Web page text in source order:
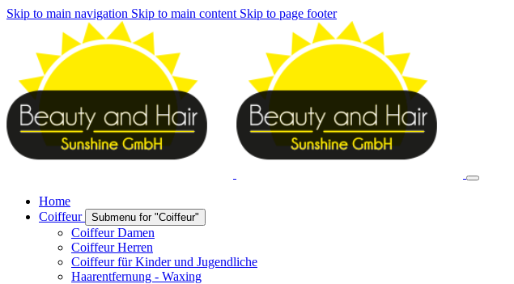
Skip to main navigation Skip to main content Skip to page footer
Home
Coiffeur
Submenu for "Coiffeur"
Coiffeur Damen
Coiffeur Herren
Coiffeur für Kinder und Jugendliche
Haarentfernung - Waxing